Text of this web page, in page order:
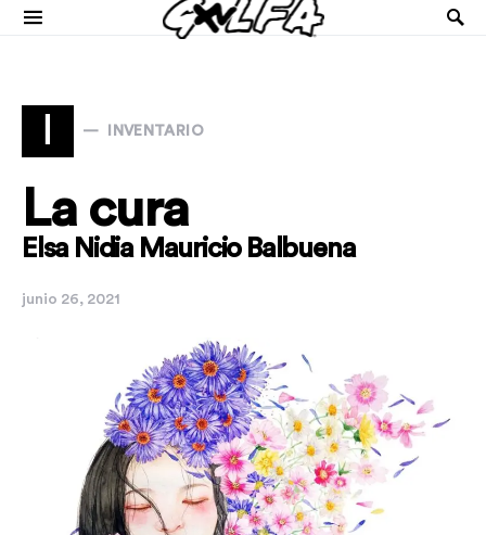
I INVENTARIO
La cura
Elsa Nidia Mauricio Balbuena
junio 26, 2021